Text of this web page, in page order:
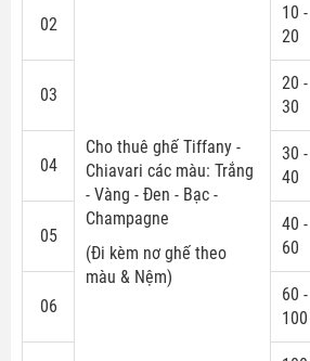
Cho thuê ghế Tiffany -
Chiavari các màu: Trắng
- Vàng - Đen - Bạc -
Champagne
(Đi kèm nơ ghế theo
màu & Nệm)
02
10 -
20
03
20 -
30
04
30 -
40
05
40 -
60
06
60 -
100